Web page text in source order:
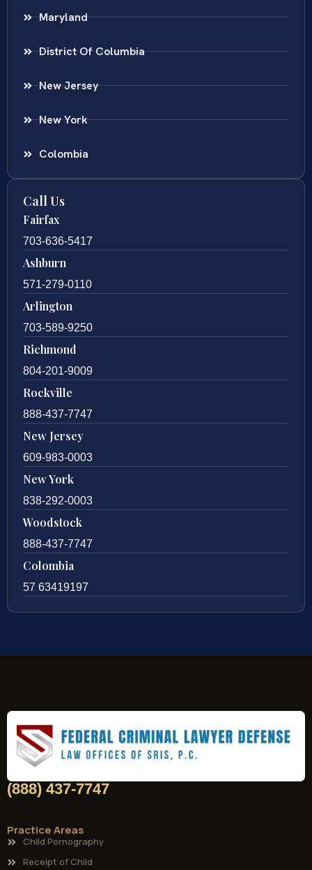
Maryland
District Of Columbia
New Jersey
New York
Colombia
Call Us
Fairfax
703-636-5417
Ashburn
571-279-0110
Arlington
703-589-9250
Richmond
804-201-9009
Rockville
888-437-7747
New Jersey
609-983-0003
New York
838-292-0003
Woodstock
888-437-7747
Colombia
57 63419197
(888) 437-7747
Practice Areas
Child Pornography
Receipt of Child